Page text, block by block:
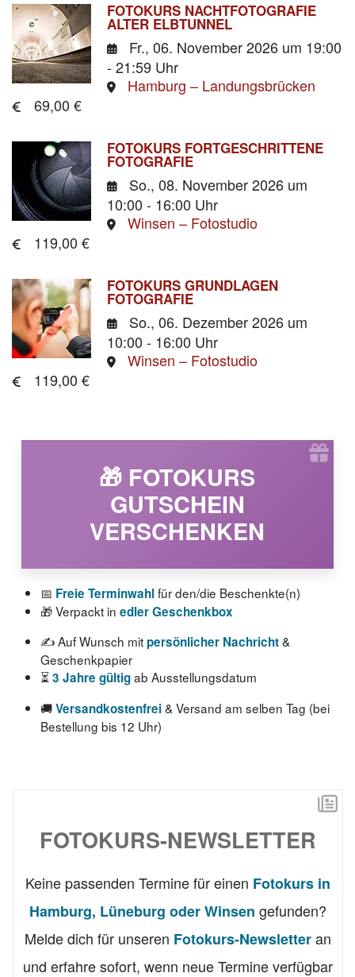
FOTOKURS NACHTFOTOGRAFIE
ALTER ELBTUNNEL
Fr., 06. November 2026 um 19:00
- 21:59 Uhr
Hamburg – Landungsbrücken
69,00 €
FOTOKURS FORTGESCHRITTENE
FOTOGRAFIE
So., 08. November 2026 um
10:00 - 16:00 Uhr
Winsen – Fotostudio
119,00 €
FOTOKURS GRUNDLAGEN
FOTOGRAFIE
So., 06. Dezember 2026 um
10:00 - 16:00 Uhr
Winsen – Fotostudio
119,00 €
🎁 FOTOKURS
GUTSCHEIN
VERSCHENKEN
📅 Freie Terminwahlfür den/die Beschenkte(n)
🎁 Verpackt in edler Geschenkbox
✍️ Auf Wunsch mitpersönlicher Nachricht&
Geschenkpapier
⏳3 Jahre gültigab Ausstellungsdatum
🚚Versandkostenfrei& Versand am selben Tag (bei
Bestellung bis 12 Uhr)
FOTOKURS-NEWSLETTER
Keine passenden Termine für einen Fotokurs in
Hamburg, Lüneburg oder Winsen gefunden?
Melde dich für unseren Fotokurs-Newsletteran
und erfahre sofort, wenn neue Termine verfügbar